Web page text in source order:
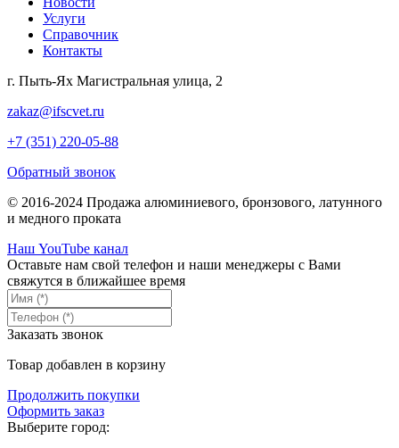
Услуги
Справочник
Контакты
г. Пыть-Ях Магистральная улица, 2
zakaz@ifscvet.ru
+7 (351) 220-05-88
Обратный звонок
© 2016-2024 Продажа алюминиевого, бронзового, латунного
и медного проката
Наш YouTube канал
Оставьте нам свой телефон и наши менеджеры с Вами
свяжутся в ближайшее время
Заказать звонок
Товар добавлен в корзину
Продолжить покупки
Оформить заказ
Выберите город: